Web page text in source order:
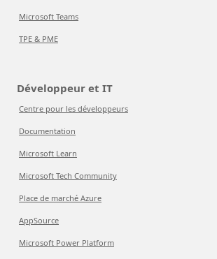
Microsoft Teams
TPE & PME
Développeur et IT
Centre pour les développeurs
Documentation
Microsoft Learn
Microsoft Tech Community
Place de marché Azure
AppSource
Microsoft Power Platform